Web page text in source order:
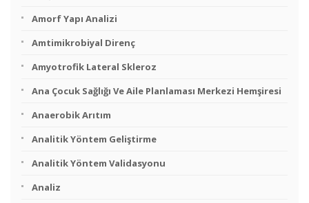
Amorf Yapı Analizi
Amtimikrobiyal Direnç
Amyotrofik Lateral Skleroz
Ana Çocuk Sağlığı Ve Aile Planlaması Merkezi Hemşiresi
Anaerobik Arıtım
Analitik Yöntem Geliştirme
Analitik Yöntem Validasyonu
Analiz